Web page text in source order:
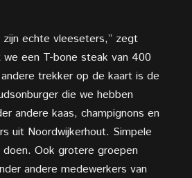
zijn echte vleeseters,” zegt
we een T-bone steak van 400
trekker op de kaart is de
die we hebben
andere kaas, champignons en
uit Noordwijkerhout. Simpele
Ook grotere groepen
andere medewerkers van